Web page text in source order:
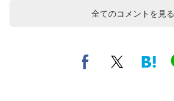
全てのコメントを見る